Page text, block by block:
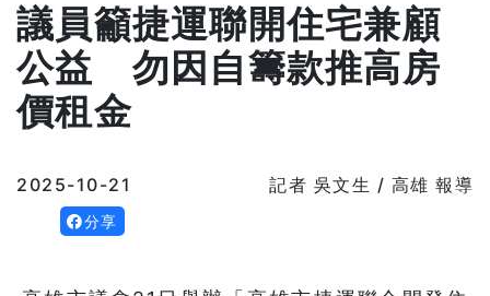
議員籲捷運聯開住宅兼顧
公益 勿因自籌款推高房
價租金
2025-10-21 記者 吳文生 / 高雄 報導
分享